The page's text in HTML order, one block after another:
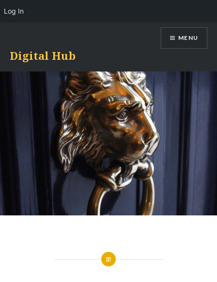
content
Digital Hub
MENU
Log In